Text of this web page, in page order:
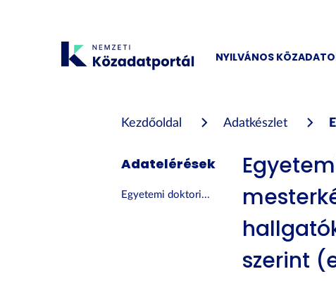
NYILVÁNOS
Kezdőoldal Adatkészlet
Adatelérések
Egyetemi doktori...
szerint